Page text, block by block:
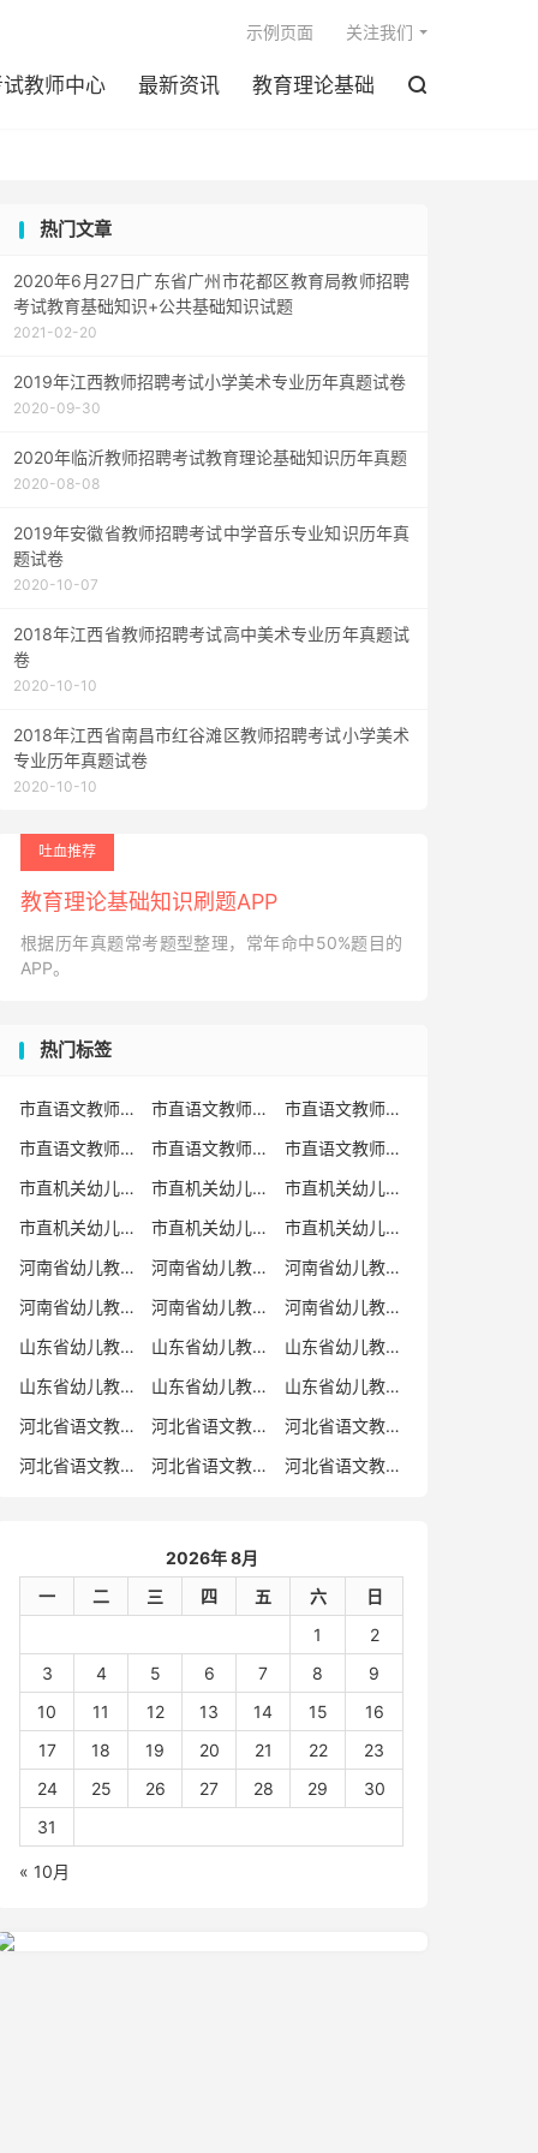
教师中心 最新资讯 教育理论基础 
示例页面 关注我们
热门文章
2020年6月27日广东省广州市花都区教育局教师招聘
考试教育基础知识+公共基础知识试题
2021-02-20
2019年江西教师招聘考试小学美术专业历年真题试卷
2020-09-30
2020年临沂教师招聘考试教育理论基础知识历年真题
2020-08-08
2019年安徽省教师招聘考试中学音乐专业知识历年真
题试卷
2020-10-07
2018年江西省教师招聘考试高中美术专业历年真题试
卷
2020-10-10
2018年江西省南昌市红谷滩区教师招聘考试小学美术
专业历年真题试卷
2020-10-10
吐血推荐
教育理论基础知识刷题APP
根据历年真题常考题型整理，常年命中50%题目的
APP。
热门标签
市直语文教师招聘 市直语文教师招聘考试真题
市直语文教师招聘考试真题卷
市直语文教师编制考试真题
市直语文教师编制考试真题卷
市直语文教师考试
市直机关幼儿教师招聘
市直机关幼儿教师考试
市直机关幼儿教师招聘考试真题
市直机关幼儿教师招聘考试真题卷
市直机关幼儿教师编制考试真题卷
市直机关幼儿教师编制考试真题
河南省幼儿教师招聘
河南省幼儿教师考试
河南省幼儿教师招聘考试真题
河南省幼儿教师招聘考试真题卷
河南省幼儿教师编制考试真题
河南省幼儿教师编制考试真题卷
山东省幼儿教师招聘
山东省幼儿教师考试
山东省幼儿教师招聘考试真题
山东省幼儿教师招聘考试真题卷
山东省幼儿教师编制考试真题
山东省幼儿教师编制考试真题卷
河北省语文教师招聘
河北省语文教师招聘考试真题
河北省语文教师招聘考试真题卷
河北省语文教师编制考试真题
河北省语文教师编制考试真题卷 河北省语文教师考试
2026年 8月
一
二 三 四 五 六
日
1
2
3
4 5 6 7 8
9
10
11 12 13 14 15
16
17
18 19 20 21 22
23
24
25 26 27 28 29
30
31
« 10月